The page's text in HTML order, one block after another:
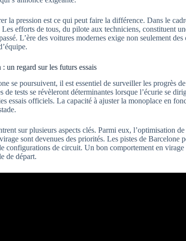
la pression est ce qui peut faire la différence. Dans le
efforts de tous, du pilote aux techniciens, constituent
L’ère des voitures modernes exige non seulement
un regard sur les futurs essais
se poursuivent, il est essentiel de surveiller les progrès
de tests se révèleront déterminantes lorsque l’écurie se
essais officiels. La capacité à ajuster la monoplace en
sur plusieurs aspects clés. Parmi eux, l’optimisation
sont devenues des priorités. Les pistes de Barcelone
configurations de circuit. Un bon comportement en
de départ.